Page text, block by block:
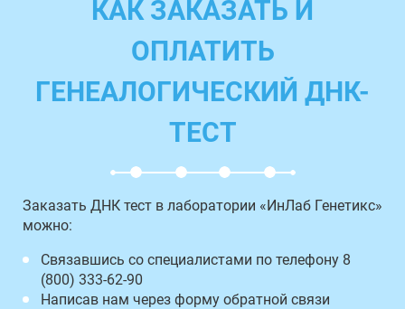
КАК ЗАКАЗАТЬ И
ОПЛАТИТЬ
ГЕНЕАЛОГИЧЕСКИЙ ДНК-
ТЕСТ
Заказать ДНК тест в лаборатории «ИнЛаб Генетикс»
можно:
Связавшись со специалистами по телефону 8
(800) 333-62-90
Написав нам через форму обратной связи